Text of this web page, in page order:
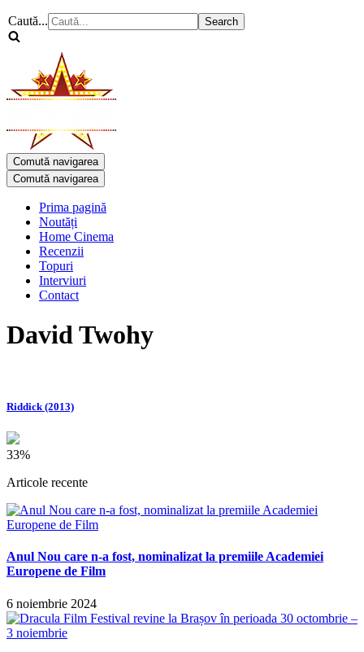
Caută...
Comută navigarea
Comută navigarea
Prima pagină
Noutăți
Home Cinema
Recenzii
Topuri
Interviuri
Contact
David Twohy
Riddick (2013)
33%
Articole recente
Anul Nou care n-a fost, nominalizat la premiile Academiei
Europene de Film
6 noiembrie 2024